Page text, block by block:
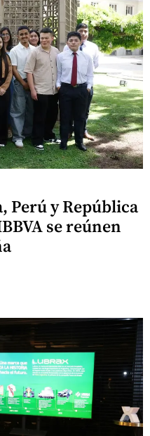
Perú y República
se reúnen